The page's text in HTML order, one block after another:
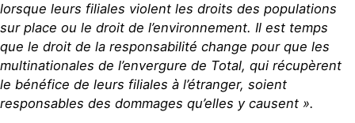
lorsque leurs filiales violent les droits des populations
sur place ou le droit de l’environnement. Il est temps
que le droit de la responsabilité change pour que les
multinationales de l’envergure de Total, qui récupèrent
le bénéfice de leurs filiales à l’étranger, soient
responsables des dommages qu’elles y causent ».